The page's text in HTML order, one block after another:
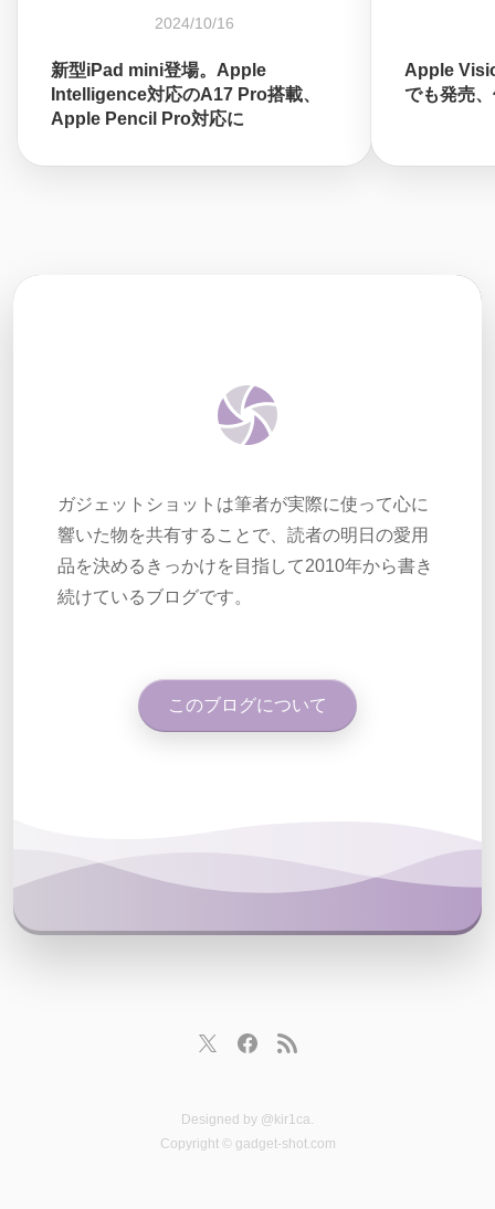
2024/10/16
新型iPad mini登場。Apple
Intelligence対応のA17 Pro搭載、
Apple Pencil Pro対応に
Apple
でも発売
ガジェットショットは筆者が実際に使って心に
響いた物を共有することで、読者の明日の愛用
品を決めるきっかけを目指して2010年から書き
続けているブログです。
このブログについて
Designed by @kir1ca
Copyright © gadget-shot.com